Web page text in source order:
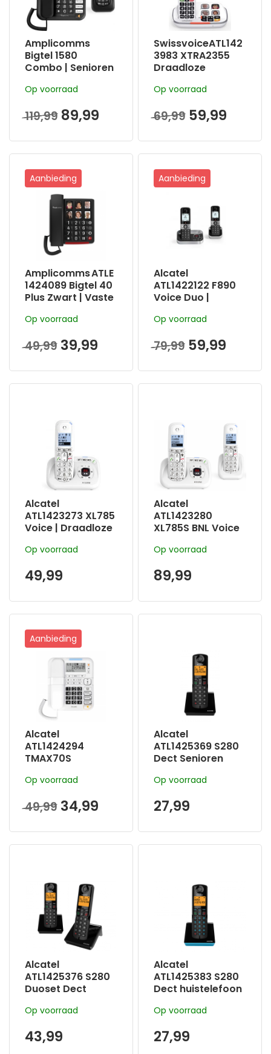
Gehoorapparaat
compatibel
Amplicomms
Bigtel 1580
Combo | Senioren
Dect telefoon
Op voorraad
119,99 89,99
SwissvoiceATL142
3983 XTRA2355
Draadloze
huistelefoon voor
Grote toetsen |
at | Extra volume
Op voorraad
69,99 59,99
Aanbieding
Amplicomms ATLE
1424089 Bigtel 40
Plus Zwart | Vaste
Senioren | 6 Grote
Gehoorapparaat
Op voorraad
49,99 39,99
Aanbieding
Alcatel
ATL1422122 F890
Voice Duo |
Telefoon |
Op voorraad
79,99 59,99
Alcatel
ATL1423273 XL785
Voice | Draadloze
Antwoordappara
Op voorraad
49,99
Alcatel
ATL1423280
XL785S BNL Voice
Huistelefoon met
at en
Op voorraad
89,99
Aanbieding
Alcatel
ATL1424294
TMAX70S
Huistelefoon
geheugentoetsen
Oproepblokkering
Op voorraad
49,99 34,99
Alcatel
ATL1425369 S280
Dect Senioren
Zwart
Op voorraad
27,99
Alcatel
ATL1425376 S280
Duoset Dect
Huistelefoon
Op voorraad
43,99
Alcatel
ATL1425383 S280
Dect huistelefoon
verlicht display
Op voorraad
27,99